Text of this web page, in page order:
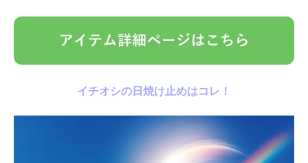
イチオシの日焼け止めはコレ！